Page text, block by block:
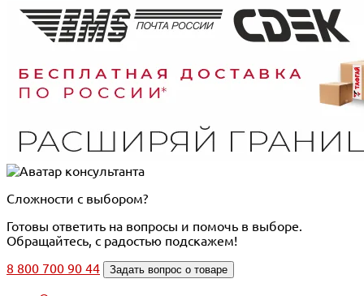
Сложности с выбором?
Готовы ответить на вопросы и помочь в выборе.
Обращайтесь, с радостью подскажем!
8 800 700 90 44
Задать вопрос о товаре